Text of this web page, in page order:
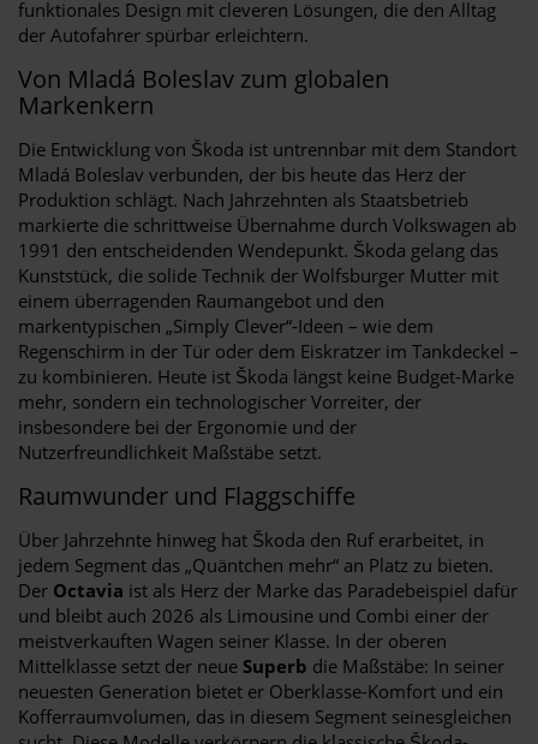
funktionales Design mit cleveren Lösungen, die den Alltag
der Autofahrer spürbar erleichtern.
Von Mladá Boleslav zum globalen
Markenkern
Die Entwicklung von Škoda ist untrennbar mit dem Standort
Mladá Boleslav verbunden, der bis heute das Herz der
Produktion schlägt. Nach Jahrzehnten als Staatsbetrieb
markierte die schrittweise Übernahme durch Volkswagen ab
1991 den entscheidenden Wendepunkt. Škoda gelang das
Kunststück, die solide Technik der Wolfsburger Mutter mit
einem überragenden Raumangebot und den
markentypischen „Simply Clever“-Ideen – wie dem
Regenschirm in der Tür oder dem Eiskratzer im Tankdeckel –
zu kombinieren. Heute ist Škoda längst keine Budget-Marke
mehr, sondern ein technologischer Vorreiter, der
insbesondere bei der Ergonomie und der
Nutzerfreundlichkeit Maßstäbe setzt.
Raumwunder und Flaggschiffe
Über Jahrzehnte hinweg hat Škoda den Ruf erarbeitet, in
jedem Segment das „Quäntchen mehr“ an Platz zu bieten.
Der Octavia ist als Herz der Marke das Paradebeispiel dafür
und bleibt auch 2026 als Limousine und Combi einer der
meistverkauften Wagen seiner Klasse. In der oberen
Mittelklasse setzt der neue Superb die Maßstäbe: In seiner
neuesten Generation bietet er Oberklasse-Komfort und ein
Kofferraumvolumen, das in diesem Segment seinesgleichen